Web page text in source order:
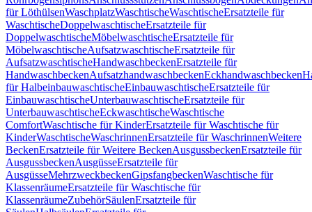
für LöthülsenWaschplatzWaschtischeWaschtischeErsatzteile für
WaschtischeDoppelwaschtischeErsatzteile für
DoppelwaschtischeMöbelwaschtischeErsatzteile für
MöbelwaschtischeAufsatzwaschtischeErsatzteile für
AufsatzwaschtischeHandwaschbeckenErsatzteile für
HandwaschbeckenAufsatzhandwaschbeckenEckhandwaschbecken
für HalbeinbauwaschtischeEinbauwaschtischeErsatzteile für
EinbauwaschtischeUnterbauwaschtischeErsatzteile für
UnterbauwaschtischeEckwaschtischeWaschtische
ComfortWaschtische für KinderErsatzteile für Waschtische für
KinderWaschtischeWaschrinnenErsatzteile für WaschrinnenWeitere
BeckenErsatzteile für Weitere BeckenAusgussbeckenErsatzteile für
AusgussbeckenAusgüsseErsatzteile für
AusgüsseMehrzweckbeckenGipsfangbeckenWaschtische für
KlassenräumeErsatzteile für Waschtische für
KlassenräumeZubehörSäulenErsatzteile für